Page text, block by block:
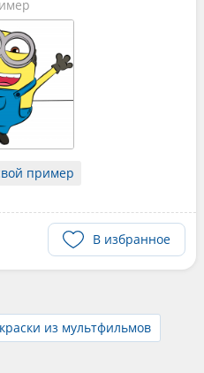
пример
В избранное
из мультфильмов